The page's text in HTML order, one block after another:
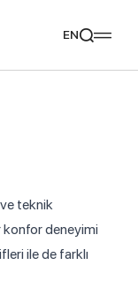
EN
ve teknik
konfor deneyimi
ile de farklı